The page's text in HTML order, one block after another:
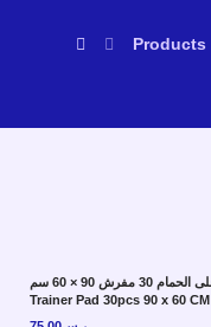
Products
زولكس فرش لتدريب الجراء على الحمام 30 مفرش 90 × 60 سم – Zolux Puppy
Trainer Pad 30pcs 90 x 60 CM